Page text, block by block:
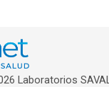
Laboratorios SAVAL